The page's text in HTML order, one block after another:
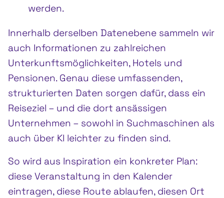
werden.
Innerhalb derselben Datenebene sammeln wir
auch Informationen zu zahlreichen
Unterkunftsmöglichkeiten, Hotels und
Pensionen. Genau diese umfassenden,
strukturierten Daten sorgen dafür, dass ein
Reiseziel – und die dort ansässigen
Unternehmen – sowohl in Suchmaschinen als
auch über KI leichter zu finden sind.
So wird aus Inspiration ein konkreter Plan:
diese Veranstaltung in den Kalender
eintragen, diese Route ablaufen, diesen Ort